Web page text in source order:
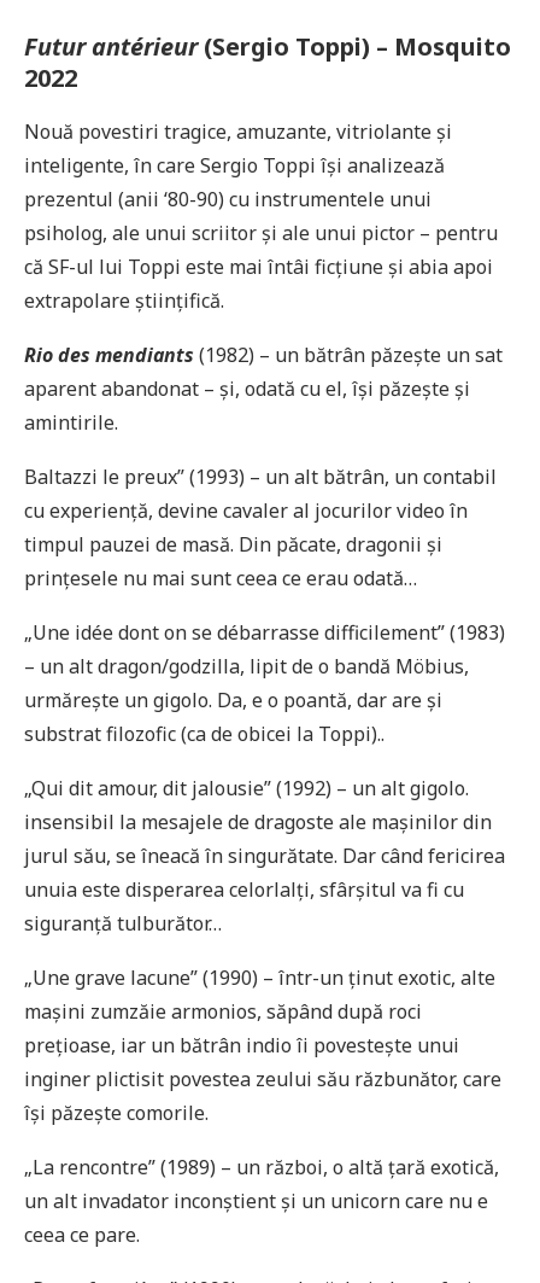
Futur antérieur(Sergio Toppi) – Mosquito
2022
Nouă povestiri tragice, amuzante, vitriolante și
inteligente, în care Sergio Toppi își analizează
prezentul (anii ‘80-90) cu instrumentele unui
psiholog, ale unui scriitor și ale unui pictor – pentru
că SF-ul lui Toppi este mai întâi ficțiune și abia apoi
extrapolare științifică.
Rio des mendiants (1982) – un bătrân păzește un sat
aparent abandonat – și, odată cu el, își păzește și
amintirile.
Baltazzi le preux” (1993) – un alt bătrân, un contabil
cu experiență, devine cavaler al jocurilor video în
timpul pauzei de masă. Din păcate, dragonii și
prințesele nu mai sunt ceea ce erau odată…
„Une idée dont on se débarrasse difficilement” (1983)
– un alt dragon/godzilla, lipit de o bandă Möbius,
urmărește un gigolo. Da, e o poantă, dar are și
substrat filozofic (ca de obicei la Toppi)..
„Qui dit amour, dit jalousie” (1992) – un alt gigolo.
insensibil la mesajele de dragoste ale mașinilor din
jurul său, se îneacă în singurătate. Dar când fericirea
unuia este disperarea celorlalți, sfârșitul va fi cu
siguranță tulburător…
„Une grave lacune” (1990) – într-un ținut exotic, alte
mașini zumzăie armonios, săpând după roci
prețioase, iar un bătrân indio îi povestește unui
inginer plictisit povestea zeului său răzbunător, care
își păzește comorile.
„La rencontre” (1989) – un război, o altă țară exotică,
un alt invadator inconștient și un unicorn care nu e
ceea ce pare.